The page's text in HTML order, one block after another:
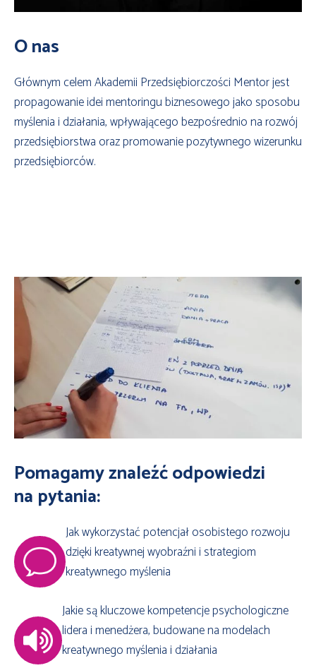
O nas
Głównym celem Akademii Przedsiębiorczości Mentor jest
propagowanie idei mentoringu biznesowego jako sposobu
myślenia i działania, wpływającego bezpośrednio na rozwój
przedsiębiorstwa oraz promowanie pozytywnego wizerunku
przedsiębiorców.
Pomagamy znaleźć odpowiedzi
na pytania:
Jak wykorzystać potencjał osobistego rozwoju
dzięki kreatywnej wyobraźni i strategiom
kreatywnego myślenia
Jakie są kluczowe kompetencje psychologiczne
lidera i menedżera, budowane na modelach
kreatywnego myślenia i działania